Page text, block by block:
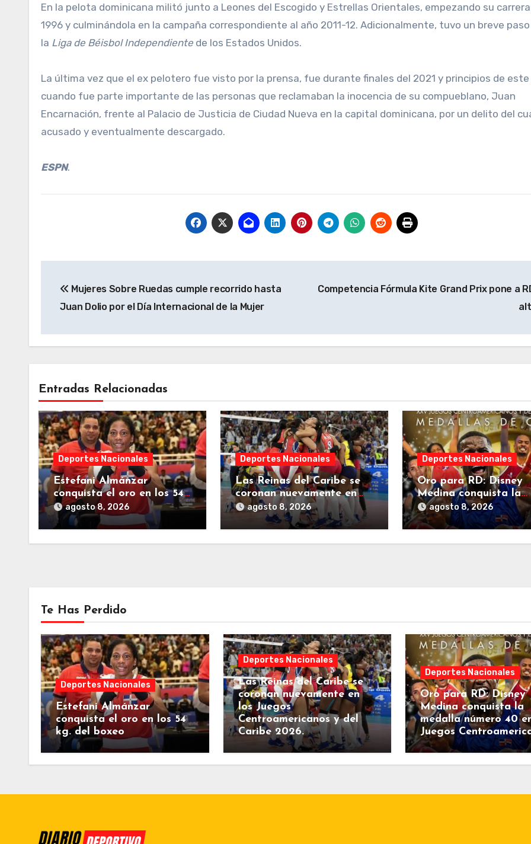
En la pelota dominicana militó junto a Leones del Escogido y Estrellas Orientales, empezando su
1996 y culminándola en la campaña correspondiente al año 2011-12. Adicionalmente, tuvo un breve
la Liga de Béisbol Independiente de los Estados Unidos.
La última vez que el ex pelotero fue visto por la prensa, fue durante finales del 2021 y principios de este
cuando fue parte importante de las personas que reclamaban la inocencia de su compueblano, Juan
Encarnación, frente al Palacio de Justicia de Ciudad Nueva en la capital dominicana, por un delito del
acusado y eventualmente descargado.
ESPN.
de
Mujeres Sobre Ruedas cumple recorrido hasta
Juan Dolio por el Día Internacional de la Mujer
Competencia Fórmula Kite Grand Prix pone a
Entradas Relacionadas
Deportes Nacionales
Estefani Almánzar
conquista el oro en los 54
kg. del boxeo
agosto 8, 2026
Deportes Nacionales
Las Reinas del Caribe se
coronan nuevamente en
los Juegos
Centroamericanos y del
Caribe 2026.
agosto 8, 2026
Deportes Nacionales
Oro para RD: Disney
Medina conquista la
medalla número 40 en
Juegos
agosto 8, 2026
Te Has Perdido
Deportes Nacionales
Estefani Almánzar
conquista el oro en los 54
kg. del boxeo
Deportes Nacionales
Las Reinas del Caribe se
coronan nuevamente en
los Juegos
Centroamericanos y del
Caribe 2026.
Deportes Nacionales
Oro para RD: Disney
Medina conquista la
medalla número 40
Juegos